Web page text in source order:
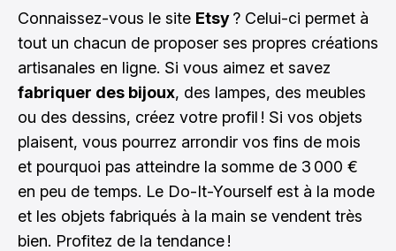
Connaissez-vous le site Etsy? Celui-ci permet à
tout un chacun de proposer ses propres créations
artisanales en ligne. Si vous aimez et savez
fabriquer des bijoux, des lampes, des meubles
ou des dessins, créez votre profil ! Si vos objets
plaisent, vous pourrez arrondir vos fins de mois
et pourquoi pas atteindre la somme de 3 000 €
en peu de temps. Le Do-It-Yourself est à la mode
et les objets fabriqués à la main se vendent très
bien. Profitez de la tendance !